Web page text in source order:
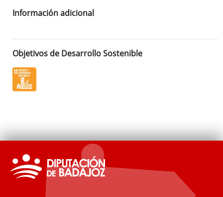
Información adicional
Objetivos de Desarrollo Sostenible